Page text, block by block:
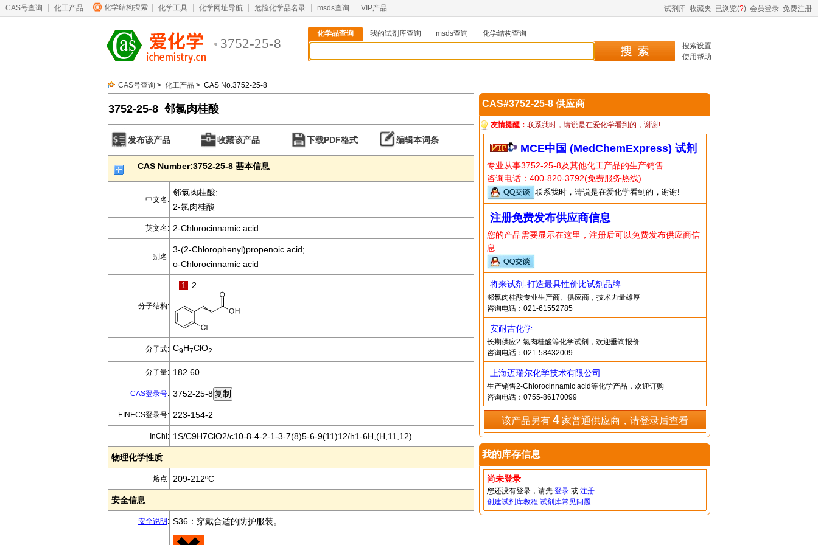
CAS号查询 化工产品 化学结构搜索 化学工具 化学网址导航 危险化学品名录 msds查询 VIP产品 试剂库 收藏夹 已浏览(?) 会员登录 免费注册
3752-25-8
化学品查询 我的试剂库查询 msds查询
化学结构查询
搜索设置
使用帮助
CAS号查询 > 化工产品 > CAS No.3752-25-8
3752-25-8 邻氯肉桂酸
发布该产品 收藏该产品 下载PDF格式 编辑本词条
CAS Number:3752-25-8 基本信息
中文名:
邻氯肉桂酸;
2-氯肉桂酸
英文名: 2-Chlorocinnamic acid
别名:
3-(2-Chlorophenyl)propenoic acid;
o-Chlorocinnamic acid
分子结构:
1 2
分子式: C9H7ClO2
分子量: 182.60
CAS登录号: 3752-25-8
EINECS登录号: 223-154-2
InChI: 1S/C9H7ClO2/c10-8-4-2-1-3-7(8)5-6-9(11)12/h1-6H,(H,11,12)
物理化学性质
熔点: 209-212ºC
安全信息
安全说明 : S36：穿戴合适的防护服装。
CAS#3752-25-8 供应商
友情提醒： 联系我时，请说是在爱化学看到的，谢谢!
MCE中国 (MedChemExpress) 试剂
专业从事3752-25-8及其他化工产品的生产销售
咨询电话：400-820-3792(免费服务热线)
联系我时，请说是在爱化学看到的，谢谢!
注册免费发布供应商信息
您的产品需要显示在这里，注册后可以免费发布供应商信
息
将来试剂-打造最具性价比试剂品牌
邻氯肉桂酸专业生产商、供应商，技术力量雄厚
咨询电话：021-61552785
安耐吉化学
长期供应2-氯肉桂酸等化学试剂，欢迎垂询报价
咨询电话：021-58432009
上海迈瑞尔化学技术有限公司
生产销售2-Chlorocinnamic acid等化学产品，欢迎订购
咨询电话：0755-86170099
该产品另有 4家普通供应商，请登录后查看
我的库存信息
尚未登录
您还没有登录，请先 登录或 注册
创建试剂库教程 试剂库常见问题